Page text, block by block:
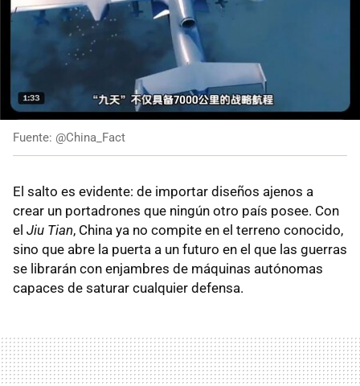
Fuente: @China_Fact
El salto es evidente: de importar diseños ajenos a
crear un portadrones que ningún otro país posee. Con
el Jiu Tian, China ya no compite en el terreno conocido,
sino que abre la puerta a un futuro en el que las guerras
se librarán con enjambres de máquinas autónomas
capaces de saturar cualquier defensa.